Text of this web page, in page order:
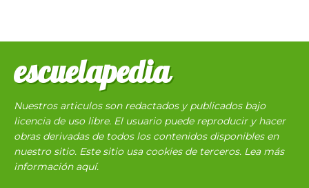
escuelapedia
Nuestros articulos son redactados y publicados bajo
licencia de uso libre. El usuario puede reproducir y hacer
obras derivadas de todos los contenidos disponibles en
nuestro sitio. Este sitio usa cookies de terceros. Lea más
información aquí.